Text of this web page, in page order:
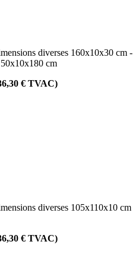
diverses 160x10x30 cm -
cm
€ TVAC)
diverses 105x110x10 cm
€ TVAC)